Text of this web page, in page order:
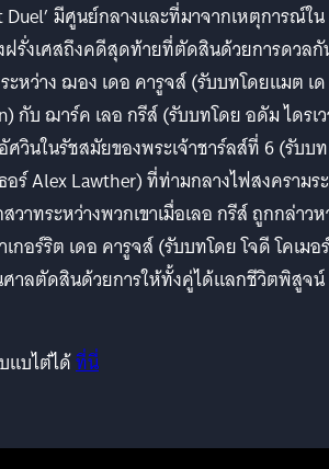
Duel’ มีศูนย์กลางและที่มาจากเหตุการณ์ใน
ฝรั่งเศสถึงคดีสุดท้ายที่ตัดสินด้วยการดวล
ะหว่าง ฌอง เดอ คารูจส์ (รับบทโดยแมต เด
กับ ฌาร์ค เลอ กรีส์ (รับบทโดย อดัม ไดรเ
ศวินในรัชสมัยของพระเจ้าชาร์ลส์ที่ 6 (รับบท
อร์ Alex Lawther) ที่ท่ามกลางไฟสงครามร
าทระหว่างพวกเขาเมื่อเลอ กรีส์ ถูกกล่าว
กอร์ริต เดอ คารูจส์ (รับบทโดย โจดี โคเมอร์
ศาลตัดสินด้วยการให้ทั้งคู่ได้แลกชีวิตพิสูจน์
แบไต๋ได้ที่นี่